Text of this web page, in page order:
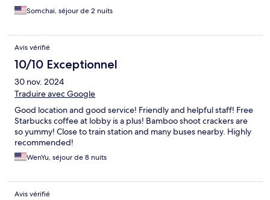
Somchai, séjour de 2 nuits
Avis vérifié
10/10 Exceptionnel
30 nov. 2024
Traduire avec Google
Good location and good service! Friendly and helpful staff! Free
Starbucks coffee at lobby is a plus! Bamboo shoot crackers are
so yummy! Close to train station and many buses nearby. Highly
recommended!
WenYu, séjour de 8 nuits
Avis vérifié